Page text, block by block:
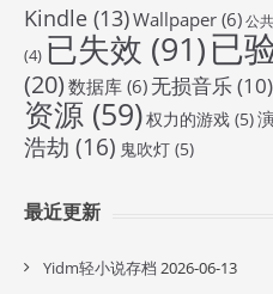
Kindle (13)Wallpaper (6)公
(4) 已失效 (91)已
(20) 数据库 (6) 无损音乐(10)
资源 (59)权力的游戏 (5)
浩劫 (16) 鬼吹灯 (5)
最近更新
Yidm轻小说存档 2026-06-13